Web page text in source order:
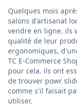
Quelques mois
salons d'artisanat
vendre en ligne. ils
qualité de leur
ergonomiques,
TC E-Commerce
pour cela. ils ont
de trouver powr
comme s'il faisait
utiliser.